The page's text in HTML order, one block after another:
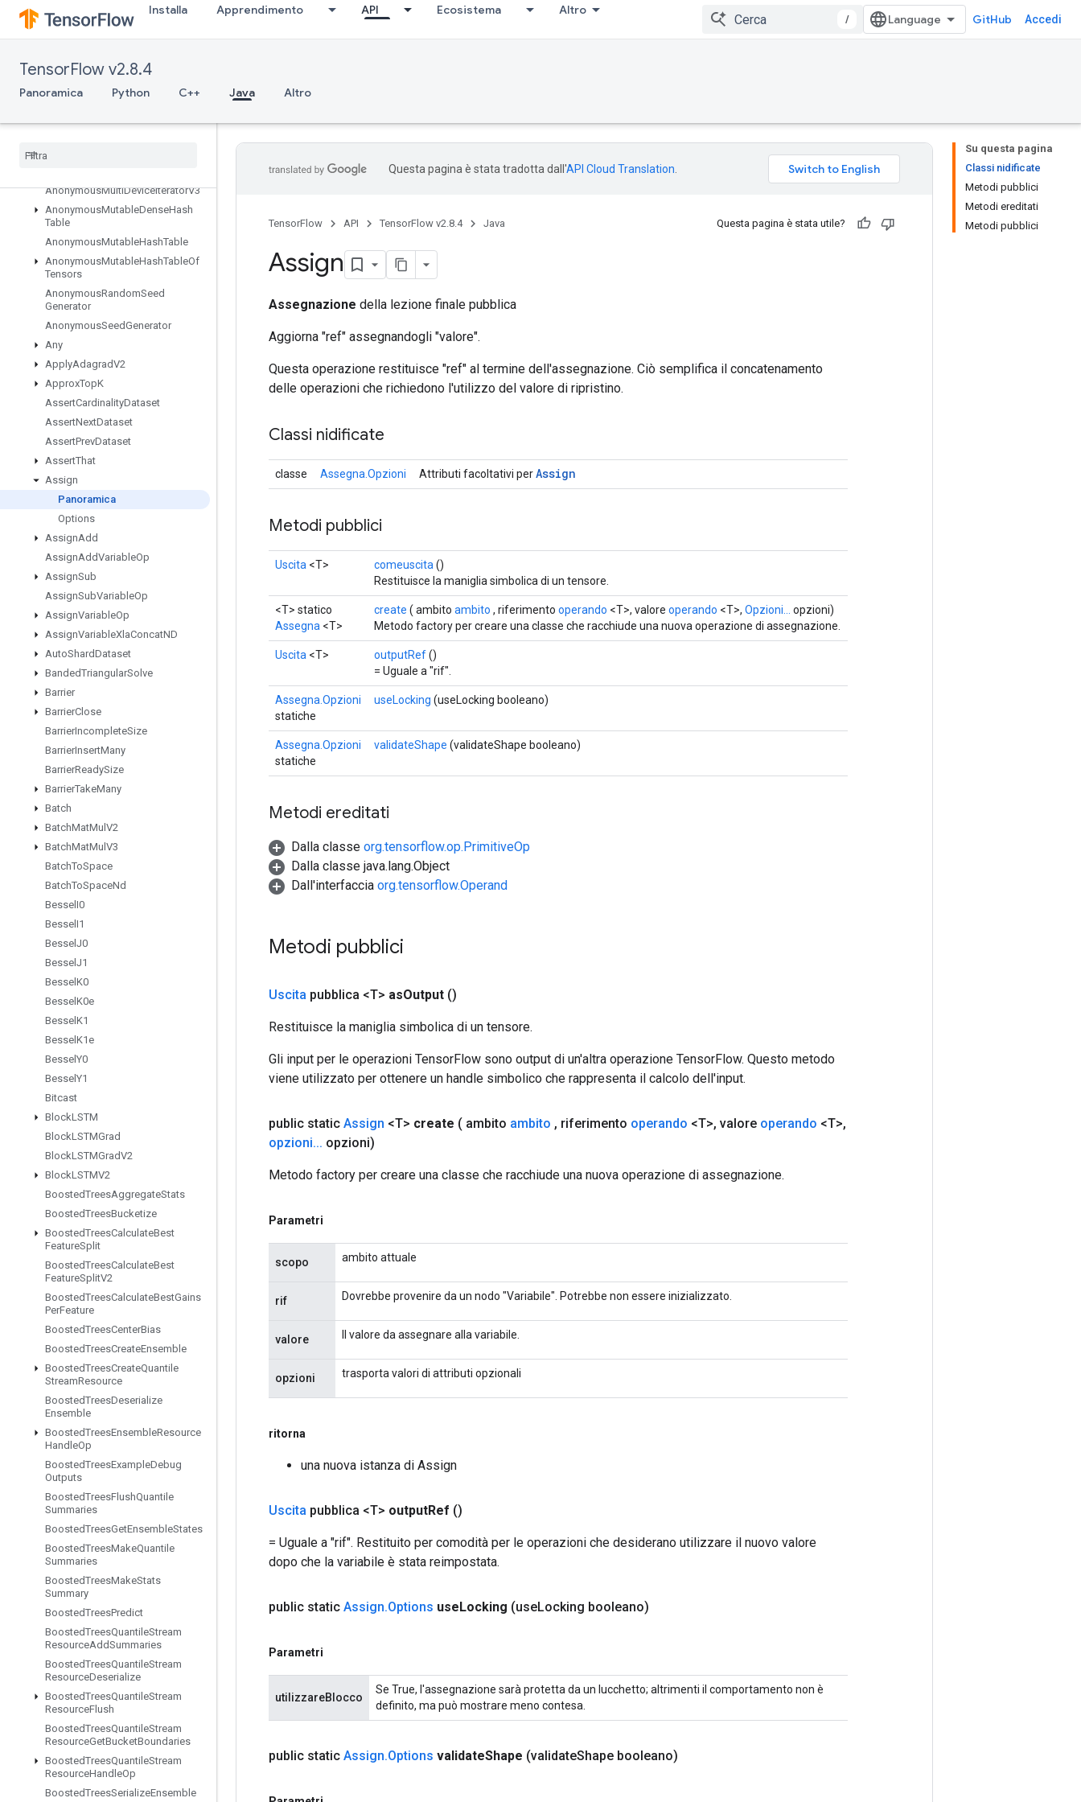
Installa Apprendimento API Ecosistema Altro
/ GitHub Accedi
TensorFlow v2.8.4
Panoramica Python C++ Java Altro
Panoramica
Abort
AllToAll
AnonymousHashTable
Anonymous
AnonymousMultiDeviceIteratorV3
AnonymousMutableDenseHash
Table
AnonymousMutableHashTable
AnonymousMutableHashTableOf
Tensors
AnonymousRandomSeed
Generator
AnonymousSeedGenerator
Any
ApplyAdagradV2
ApproxTopK
AssertCardinalityDataset
AssertNextDataset
AssertPrevDataset
AssertThat
Assign
Panoramica
Options
AssignAdd
AssignAddVariableOp
AssignSub
AssignSubVariableOp
AssignVariableOp
AssignVariableXlaConcatND
AutoShardDataset
BandedTriangularSolve
Barrier
BarrierClose
BarrierIncompleteSize
BarrierInsertMany
BarrierReadySize
BarrierTakeMany
Batch
BatchMatMul V2
BatchMatMul V3
BatchToSpace
BatchToSpaceNd
Bessel I0
Bessel I1
Bessel J0
Bessel J1
Bessel K0
Bessel K0e
Bessel K1
Bessel K1e
Bessel Y0
Bessel Y1
Bitcast
BlockLSTM
BlockLSTMGrad
BlockLSTMGradV2
BlockLSTMV2
BoostedTreesAggregateStats
BoostedTreesBucketize
BoostedTreesCalculateBest
FeatureSplit
BoostedTreesCalculateBest
FeatureSplitV2
BoostedTreesCalculateBestGains
PerFeature
BoostedTreesCenterBias
BoostedTreesCreateEnsemble
BoostedTreesCreateQuantile
StreamResource
BoostedTreesDeserialize
Ensemble
BoostedTreesEnsembleResource
HandleOp
BoostedTreesExampleDebug
Outputs
BoostedTreesFlushQuantile
Summaries
BoostedTreesGetEnsembleStates
BoostedTreesMakeQuantile
Summaries
BoostedTreesMakeStats
Summary
BoostedTreesPredict
BoostedTreesQuantileStream
ResourceAddSummaries
BoostedTreesQuantileStream
ResourceDeserialize
BoostedTreesQuantileStream
ResourceFlush
BoostedTreesQuantileStream
ResourceGetBucketBoundaries
BoostedTreesQuantileStream
ResourceHandleOp
BoostedTreesSerializeEnsemble
Su questa pagina
Classi nidificate
Metodi pubblici
Metodi ereditati
Metodi pubblici
Questa pagina è stata tradotta dall'API Cloud Translation
TensorFlow API TensorFlow v2.8.4 Java Questa pagina è stata utile?
Assign
Assegnazione della lezione finale pubblica
Aggiorna "ref" assegnandogli "valore".
Questa operazione restituisce "ref" al termine dell'assegnazione. Ciò semplifica il concatenamento
delle operazioni che richiedono l'utilizzo del valore di ripristino.
Classi nidificate
classe Assegna.Opzioni Attributi facoltativi perAssign
Metodi pubblici
Uscita <T> comeuscita ()
Restituisce la maniglia simbolica di un tensore.
<T> statico
Assegna <T>
create ( ambito ambito , riferimento operando <T>, valore operando <T>, Opzioni...
opzioni)
Metodo factory per creare una classe che racchiude una nuova operazione di assegnazione.
Uscita <T> outputRef()
= Uguale a "rif".
Assegna.Opzioni
statiche
useLocking (useLocking booleano)
Assegna.Opzioni
statiche
validateShape (validateShape booleano)
Metodi ereditati
Dalla classe org.tensorflow.op.PrimitiveOp
Dalla classe java.lang.Object
Dall'interfaccia org.tensorflow.Operand
Metodi pubblici
Uscita pubblica <T> asOutput ()
Restituisce la maniglia simbolica di un tensore.
Gli input per le operazioni TensorFlow sono output di un'altra operazione TensorFlow. Questo metodo
viene utilizzato per ottenere un handle simbolico che rappresenta il calcolo dell'input.
public static Assign <T> create ( ambito ambito , riferimento operando <T>, valore operando <T>,
opzioni... opzioni)
Metodo factory per creare una classe che racchiude una nuova operazione di assegnazione.
Parametri
scopo ambito attuale
rif Dovrebbe provenire da un nodo "Variabile". Potrebbe non essere inizializzato.
valore Il valore da assegnare alla variabile.
opzioni trasporta valori di attributi opzionali
ritorna
una nuova istanza di Assign
Uscita pubblica <T> outputRef ()
= Uguale a "rif". Restituito per comodità per le operazioni che desiderano utilizzare il nuovo valore
dopo che la variabile è stata reimpostata.
public static Assign.Options useLocking (useLocking booleano)
Parametri
utilizzareBlocco
Se True, l'assegnazione sarà protetta da un lucchetto; altrimenti il ​​comportamento non è
definito, ma può mostrare meno contesa.
public static Assign.Options validateShape (validateShape booleano)